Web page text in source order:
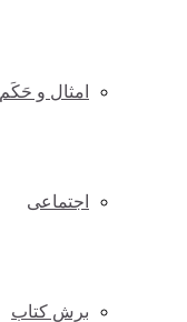
امثال و حَکَم
اجتماعی
برش کتاب